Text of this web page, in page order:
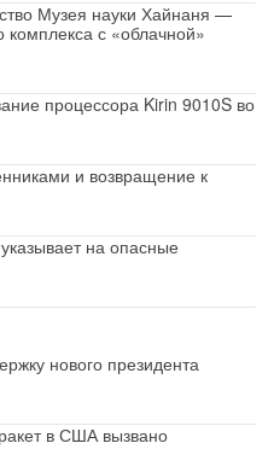
Музея науки Хайнаня —
комплекса с «облачной»
процессора Kirin 9010S во
и возвращение к
на опасные
нового президента
в США вызвано